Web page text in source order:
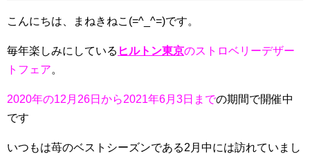
こんにちは、まねきねこ(=^_^=)です。
毎年楽しみにしている ヒルトン東京のストロベリーデザー
トフェア。
2020年の12月26日から2021年6月3日までの期間で開催中
です
いつもは苺のベストシーズンである2月中には訪れていまし